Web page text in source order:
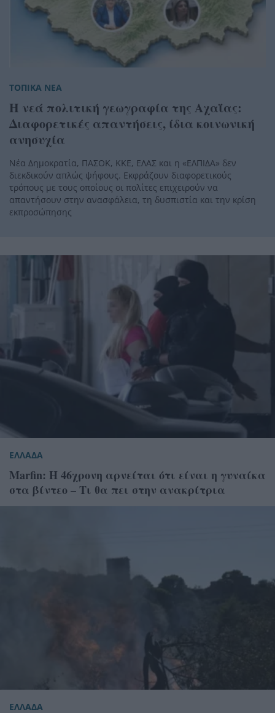
ΤΟΠΙΚΑ ΝΕΑ
Η νεά πολιτική γεωγραφία της Αχαΐας:
Διαφορετικές απαντήσεις, ίδια κοινωνική
ανησυχία
Νέα Δημοκρατία, ΠΑΣΟΚ, ΚΚΕ, ΕΛΑΣ και η «ΕΛΠΙΔΑ» δεν
διεκδικούν απλώς ψήφους. Εκφράζουν διαφορετικούς
τρόπους με τους οποίους οι πολίτες επιχειρούν να
απαντήσουν στην ανασφάλεια, τη δυσπιστία και την κρίση
εκπροσώπησης
ΕΛΛΑΔΑ
Marfin: Η 46χρονη αρνείται ότι είναι η γυναίκα
στα βίντεο – Τι θα πει στην ανακρίτρια
ΕΛΛΑΔΑ